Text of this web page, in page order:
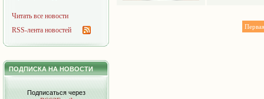
Читать все новости
RSS-лента новостей
ПОДПИСКА НА НОВОСТИ
Подписаться через
Первая